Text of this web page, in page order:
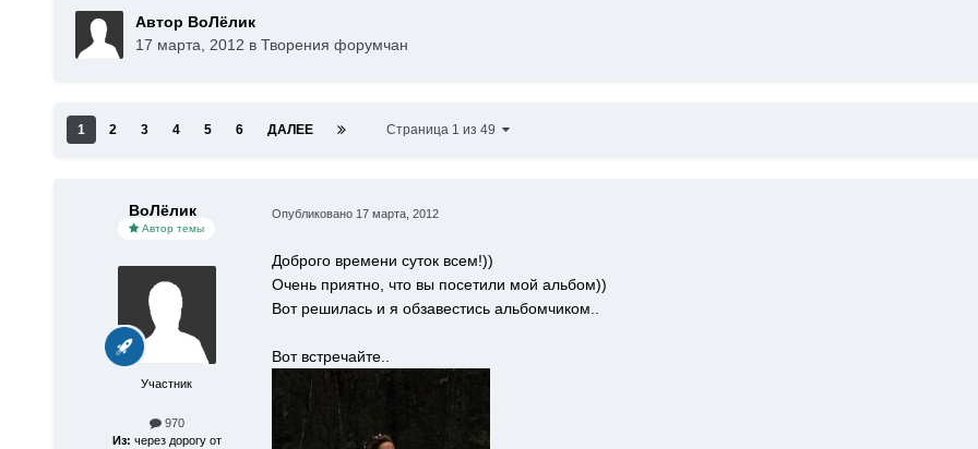
Автор ВоЛёлик
17 марта, 2012 в Творения форумчан
1 2 3 4 5 6 ДАЛЕЕ Страница 1 из 49
ВоЛёлик
Автор темы
Участник
970
Из: через дорогу от
Опубликовано 17 марта, 2012
Доброго времени суток всем!))
Очень приятно, что вы посетили мой альбом))
Вот решилась и я обзавестись альбомчиком..
Вот встречайте..